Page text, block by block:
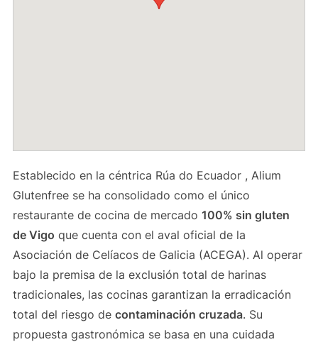
Establecido en la céntrica Rúa do Ecuador , Alium
Glutenfree se ha consolidado como el único
restaurante de cocina de mercado 100% sin gluten
de Vigo que cuenta con el aval oficial de la
Asociación de Celíacos de Galicia (ACEGA). Al operar
bajo la premisa de la exclusión total de harinas
tradicionales, las cocinas garantizan la erradicación
total del riesgo de contaminación cruzada. Su
propuesta gastronómica se basa en una cuidada